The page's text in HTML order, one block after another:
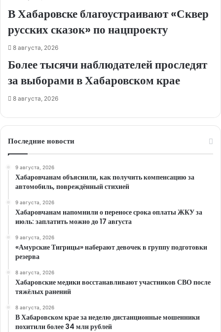
В Хабаровске благоустраивают «Сквер
русских сказок» по нацпроекту
8 августа, 2026
Более тысячи наблюдателей проследят
за выборами в Хабаровском крае
8 августа, 2026
Последние новости
9 августа, 2026
Хабаровчанам объяснили, как получить компенсацию за
автомобиль, повреждённый стихией
9 августа, 2026
Хабаровчанам напомнили о переносе срока оплаты ЖКУ за
июль: заплатить можно до 17 августа
9 августа, 2026
«Амурские Тигрицы» наберают девочек в группу подготовки
резерва
8 августа, 2026
Хабаровские медики восстанавливают участников СВО после
тяжёлых ранений
8 августа, 2026
В Хабаровском крае за неделю дистанционные мошенники
похитили более 34 млн рублей